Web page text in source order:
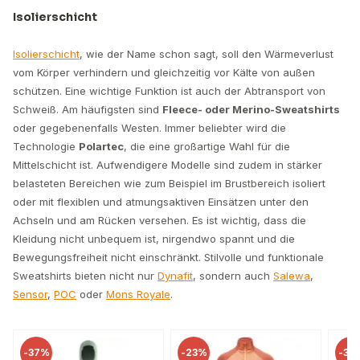
Isolierschicht
Isolierschicht, wie der Name schon sagt, soll den Wärmeverlust
vom Körper verhindern und gleichzeitig vor Kälte von außen
schützen. Eine wichtige Funktion ist auch der Abtransport von
Schweiß. Am häufigsten sind Fleece- oder Merino-Sweatshirts
oder gegebenenfalls Westen. Immer beliebter wird die
Technologie Polartec, die eine großartige Wahl für die
Mittelschicht ist. Aufwendigere Modelle sind zudem in stärker
belasteten Bereichen wie zum Beispiel im Brustbereich isoliert
oder mit flexiblen und atmungsaktiven Einsätzen unter den
Achseln und am Rücken versehen. Es ist wichtig, dass die
Kleidung nicht unbequem ist, nirgendwo spannt und die
Bewegungsfreiheit nicht einschränkt. Stilvolle und funktionale
Sweatshirts bieten nicht nur Dynafit, sondern auch Salewa,
Sensor, POC oder Mons Royale.
-23% -38% -